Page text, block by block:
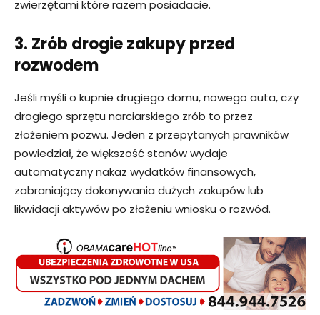
zwierzętami które razem posiadacie.
3. Zrób drogie zakupy przed
rozwodem
Jeśli myśli o kupnie drugiego domu, nowego auta, czy
drogiego sprzętu narciarskiego zrób to przez
złożeniem pozwu. Jeden z przepytanych prawników
powiedział, że większość stanów wydaje
automatyczny nakaz wydatków finansowych,
zabraniający dokonywania dużych zakupów lub
likwidacji aktywów po złożeniu wniosku o rozwód.